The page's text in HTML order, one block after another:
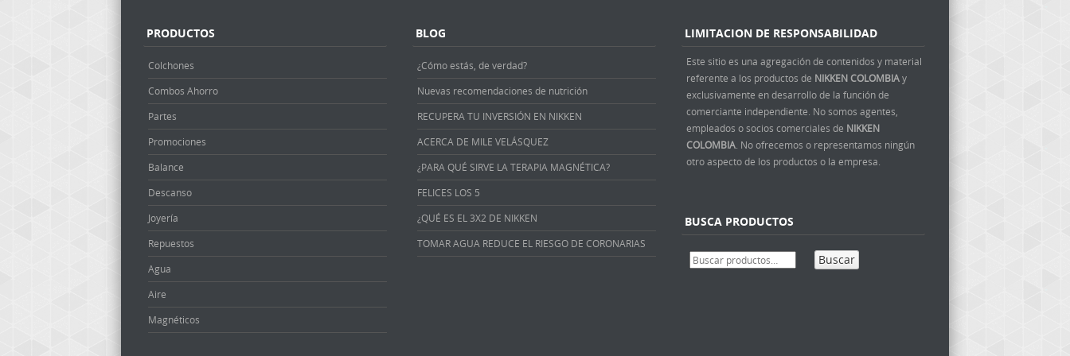
PRODUCTOS
Colchones
Combos Ahorro
Partes
Promociones
Balance
Descanso
Joyería
Repuestos
Agua
Aire
Magnéticos
BLOG
¿Cómo estás, de verdad?
Nuevas recomendaciones de nutrición
RECUPERA TU INVERSIÓN EN NIKKEN
ACERCA DE MILE VELÁSQUEZ
¿PARA QUÉ SIRVE LA TERAPIA MAGNÉTICA?
FELICES LOS 5
¿QUÉ ES EL 3X2 DE NIKKEN
TOMAR AGUA REDUCE EL RIESGO DE CORONARIAS
LIMITACION DE RESPONSABILIDAD
Este sitio es una agregación de contenidos y material
referente a los productos de NIKKEN COLOMBIAy
exclusivamente en desarrollo de la función de
comerciante independiente. No somos agentes,
empleados o socios comerciales de NIKKEN
COLOMBIA . No ofrecemos o representamos ningún
otro aspecto de los productos o la empresa.
BUSCA PRODUCTOS
Buscar